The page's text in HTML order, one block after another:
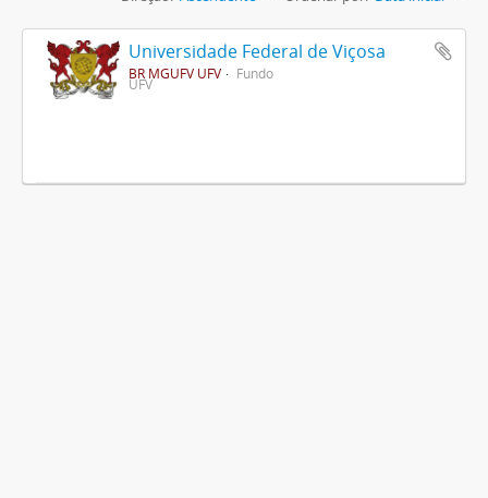
Universidade Federal de Viçosa
BR MGUFV UFV Fundo
UFV